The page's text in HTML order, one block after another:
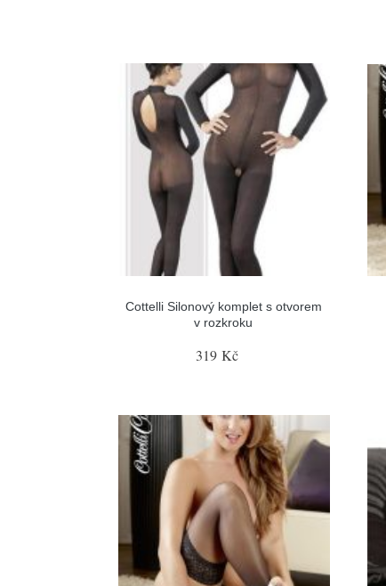
Cottelli Silonový komplet s otvorem
v rozkroku
319 Kč